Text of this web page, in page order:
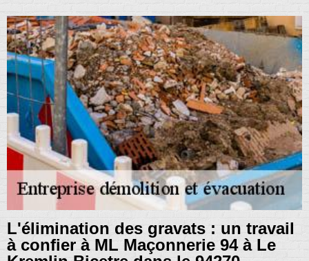
L'élimination des gravats : un travail
à confier à ML Maçonnerie 94 à Le